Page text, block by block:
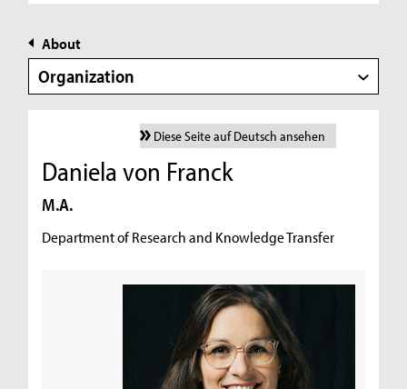
About
Organization
Diese Seite auf Deutsch ansehen
Daniela von Franck
M.A.
Department of Research and Knowledge Transfer